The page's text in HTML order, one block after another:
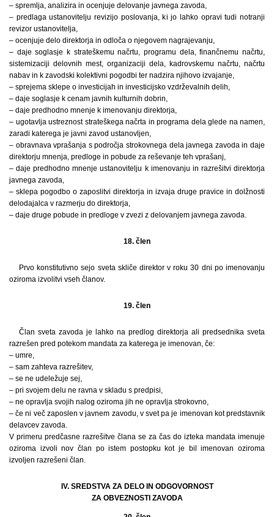
– spremlja, analizira in ocenjuje delovanje javnega zavoda,
– predlaga ustanovitelju revizijo poslovanja, ki jo lahko opravi tudi notranji
revizor ustanovitelja,
– ocenjuje delo direktorja in odloča o njegovem nagrajevanju,
– daje soglasje k strateškemu načrtu, programu dela, finančnemu načrtu,
sistemizaciji delovnih mest, organizaciji dela, kadrovskemu načrtu, načrtu
nabav in k zavodski kolektivni pogodbi ter nadzira njihovo izvajanje,
– sprejema sklepe o investicijah in investicijsko vzdrževalnih delih,
– daje soglasje k cenam javnih kulturnih dobrin,
– daje predhodno mnenje k imenovanju direktorja,
– ugotavlja ustreznost strateškega načrta in programa dela glede na namen,
zaradi katerega je javni zavod ustanovljen,
– obravnava vprašanja s področja strokovnega dela javnega zavoda in daje
direktorju mnenja, predloge in pobude za reševanje teh vprašanj,
– daje predhodno mnenje ustanovitelju k imenovanju in razrešitvi direktorja
javnega zavoda,
– sklepa pogodbo o zaposlitvi direktorja in izvaja druge pravice in dolžnosti
delodajalca v razmerju do direktorja,
– daje druge pobude in predloge v zvezi z delovanjem javnega zavoda.
18. člen
Prvo konstitutivno sejo sveta skliče direktor v roku 30 dni po imenovanju
oziroma izvolitvi vseh članov.
19. člen
Član sveta zavoda je lahko na predlog direktorja ali predsednika sveta
razrešen pred potekom mandata za katerega je imenovan, če:
– umre,
– sam zahteva razrešitev,
– se ne udeležuje sej,
– pri svojem delu ne ravna v skladu s predpisi,
– ne opravlja svojih nalog oziroma jih ne opravlja strokovno,
– če ni več zaposlen v javnem zavodu, v svet pa je imenovan kot predstavnik
delavcev zavoda.
V primeru predčasne razrešitve člana se za čas do izteka mandata imenuje
oziroma izvoli nov član po istem postopku kot je bil imenovan oziroma
izvoljen razrešeni član.
IV. SREDSTVA ZA DELO IN ODGOVORNOST
ZA OBVEZNOSTI ZAVODA